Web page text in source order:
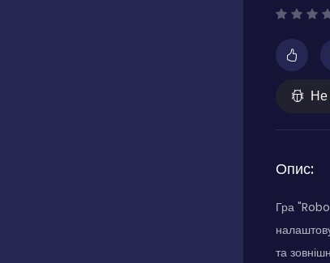
Не
Опис:
Гра
та